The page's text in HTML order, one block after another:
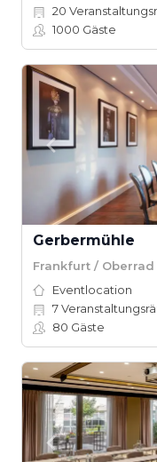
20
1000 Gäste
Gerbermühle
Frankfurt / Oberrad
Eventlocation
7
80 Gäste